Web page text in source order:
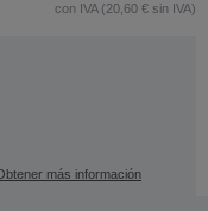
con IVA (20,60 € sin IVA)
más información